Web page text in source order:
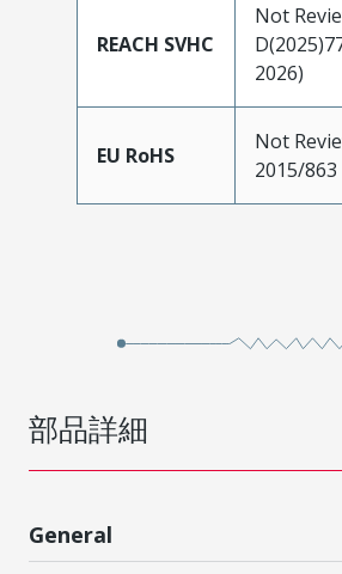
REACH SVHC
Not
2026)
EU RoHS
Not
2015/863
部品詳細
General